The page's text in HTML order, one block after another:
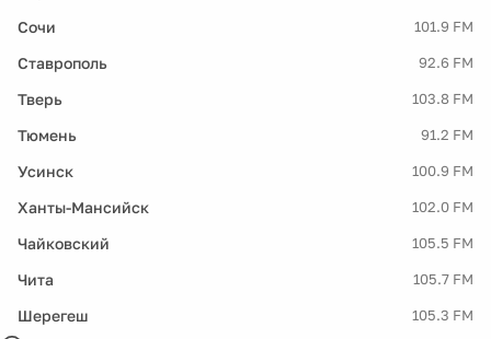
Сочи 101.9 FM
Ставрополь 92.6 FM
Тверь 103.8 FM
Тюмень 91.2 FM
Усинск 100.9 FM
Ханты-Мансийск 102.0 FM
Чайковский 105.5 FM
Чита 105.7 FM
Шерегеш 105.3 FM